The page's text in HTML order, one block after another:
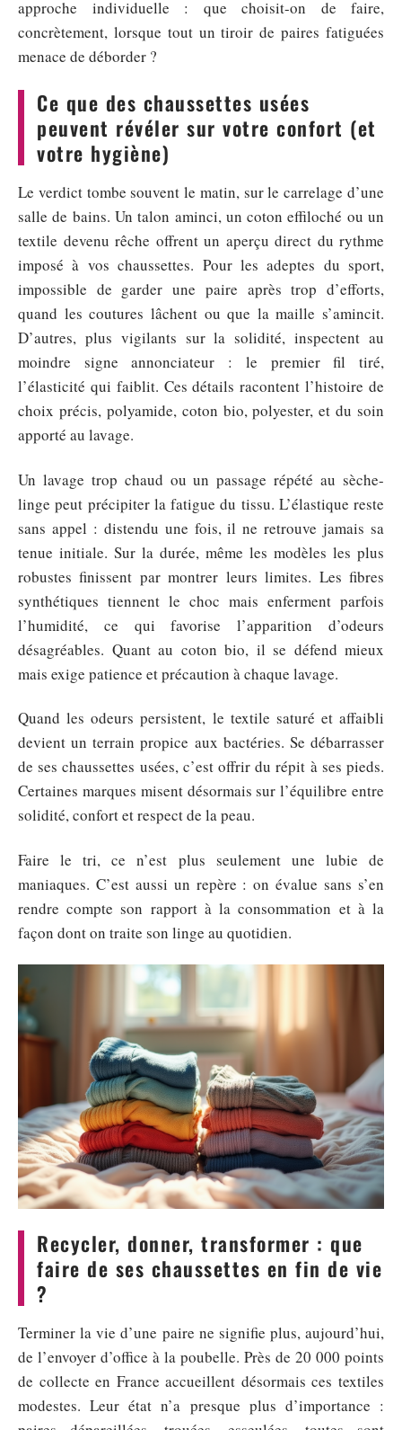
approche individuelle : que choisit-on de faire,
concrètement, lorsque tout un tiroir de paires fatiguées
menace de déborder ?
Ce que des chaussettes usées
peuvent révéler sur votre confort (et
votre hygiène)
Le verdict tombe souvent le matin, sur le carrelage d’une
salle de bains. Un talon aminci, un coton effiloché ou un
textile devenu rêche offrent un aperçu direct du rythme
imposé à vos chaussettes. Pour les adeptes du sport,
impossible de garder une paire après trop d’efforts,
quand les coutures lâchent ou que la maille s’amincit.
D’autres, plus vigilants sur la solidité, inspectent au
moindre signe annonciateur : le premier fil tiré,
l’élasticité qui faiblit. Ces détails racontent l’histoire de
choix précis, polyamide, coton bio, polyester, et du soin
apporté au lavage.
Un lavage trop chaud ou un passage répété au sèche-
linge peut précipiter la fatigue du tissu. L’élastique reste
sans appel : distendu une fois, il ne retrouve jamais sa
tenue initiale. Sur la durée, même les modèles les plus
robustes finissent par montrer leurs limites. Les fibres
synthétiques tiennent le choc mais enferment parfois
l’humidité, ce qui favorise l’apparition d’odeurs
désagréables. Quant au coton bio, il se défend mieux
mais exige patience et précaution à chaque lavage.
Quand les odeurs persistent, le textile saturé et affaibli
devient un terrain propice aux bactéries. Se débarrasser
de ses chaussettes usées, c’est offrir du répit à ses pieds.
Certaines marques misent désormais sur l’équilibre entre
solidité, confort et respect de la peau.
Faire le tri, ce n’est plus seulement une lubie de
maniaques. C’est aussi un repère : on évalue sans s’en
rendre compte son rapport à la consommation et à la
façon dont on traite son linge au quotidien.
Recycler, donner, transformer : que
faire de ses chaussettes en fin de vie
?
Terminer la vie d’une paire ne signifie plus, aujourd’hui,
de l’envoyer d’office à la poubelle. Près de 20 000 points
de collecte en France accueillent désormais ces textiles
modestes. Leur état n’a presque plus d’importance :